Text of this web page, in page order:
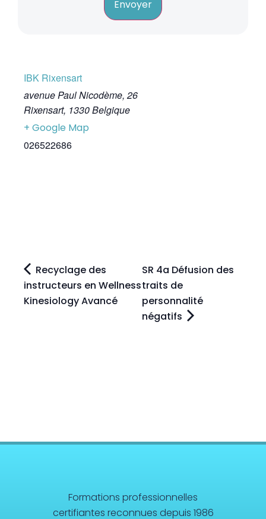
Envoyer
IBK Rixensart
avenue Paul Nicodème, 26
Rixensart, 1330Belgique
+ Google Map
026522686
Recyclage des
instructeurs en Wellness
Kinesiology Avancé
SR 4a Défusion des
traits de
personnalité
négatifs
Formations professionnelles
certifiantes reconnues depuis 1986